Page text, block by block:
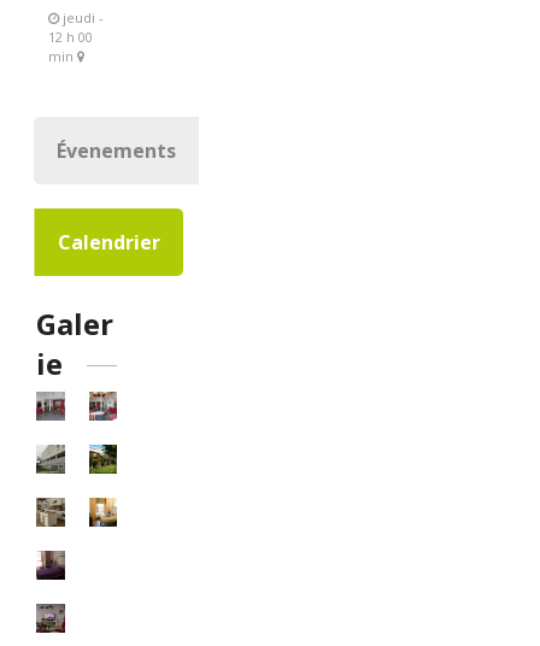
jeudi -
12 h 00
min
Évenements
Calendrier
Galer
ie